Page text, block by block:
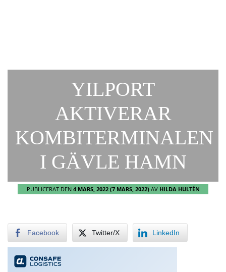
YILPORT
AKTIVERAR
KOMBITERMINALEN
I GÄVLE HAMN
PUBLICERAT DEN 4 MARS, 2022(7 MARS, 2022) AV HILDA HULTÉN
Facebook Twitter/X LinkedIn